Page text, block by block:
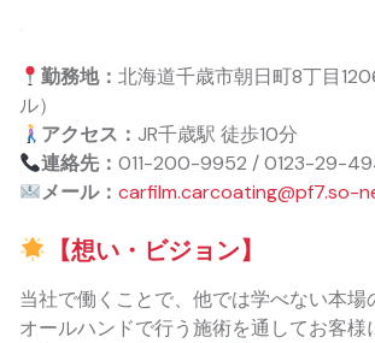
勤務地：北海道千歳市朝日町8丁目
ル）
アクセス：JR千歳駅 徒歩10分
連絡先：011-200-9952 / 0123-29-
メール：carfilm.carcoating@pf7.so-
【想い・ビジョン】
当社で働くことで、他では学べない本場
オールハンドで行う施術を通してお客様